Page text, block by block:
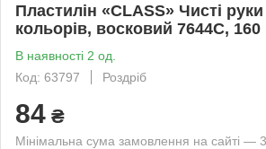
Пластилін «CLASS» Чисті
кольорів, восковий 7644С, 160
В наявності 2 од.
Код: 63797
Роздріб
84 ₴
Мінімальна сума замовлення на сайті —